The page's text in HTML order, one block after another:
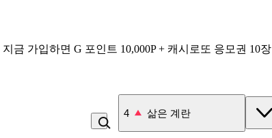
지금 가입하면 G 포인트 10,000P + 캐시로또 응모권 10장
4 삶은 계란